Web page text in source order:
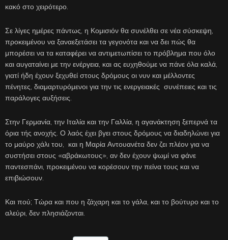
κακό στο χειρότερο.
Σε λίγες ημέρες πάντως, η Κομισιόν θα συνέλθει σε νέα σύσκεψη,
προκειμένου να ξαναεξετάσει τα γεγονότα και να δει πώς θα
μπορέσει να τα καταφέρει να αντιμετωπίσει το πρόβλημα που όλο
και αυγαταίνει με την ενέργεια, και ας ευχηθούμε να πάνε όλα καλά,
γιατί ήδη έχουν ξεχυθεί στους δρόμους οι νυν και μέλλοντες
πένητες, διαμαρτυρόμενοι για την τις ενεργειακές συνέπειες και τις
παράλογες αυξήσεις.
Στην Γερμανία, την Ιταλία και την Γαλλία, η αγανάκτηση ξεπερνά τα
όρια τής ανοχής. Ο λαός έχει βγει στους δρόμους να διαδηλώνει για
το μαύρο χάλι του, και η Μαρία Αντουανέτα δεν ζει πλέον για να
συστήσει στους «αβράκωτους», αν δεν έχουν ψωμί να φάνε
παντεσπάνι, προκειμένου να κορέσουν την πείνα τους και να
επιβιώσουν.
Και πού; Τώρα και που η ζάχαρη και το γάλα, και το βούτυρο και το
αλεύρι, δεν πλησιάζονται.